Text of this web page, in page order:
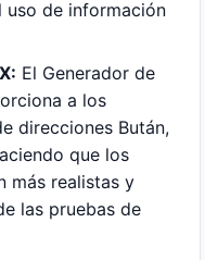
uso de información
El Generador de
a los
direcciones Bután,
que los
más realistas y
las pruebas de